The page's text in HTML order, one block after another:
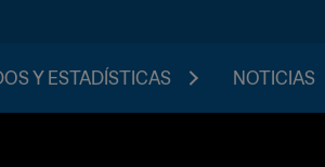
Y ESTADÍSTICAS NOTICIAS